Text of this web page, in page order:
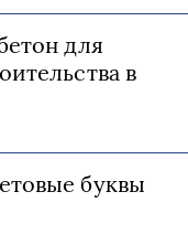
для
в
буквы